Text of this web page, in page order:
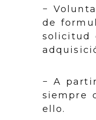
−
de
solicitud
− A
siempre
ello.